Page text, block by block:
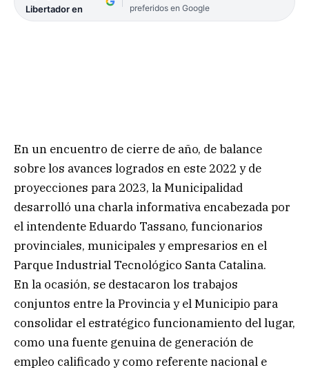
Libertador en
preferidos en Google
En un encuentro de cierre de año, de balance
sobre los avances logrados en este 2022 y de
proyecciones para 2023, la Municipalidad
desarrolló una charla informativa encabezada por
el intendente Eduardo Tassano, funcionarios
provinciales, municipales y empresarios en el
Parque Industrial Tecnológico Santa Catalina.
En la ocasión, se destacaron los trabajos
conjuntos entre la Provincia y el Municipio para
consolidar el estratégico funcionamiento del lugar,
como una fuente genuina de generación de
empleo calificado y como referente nacional e